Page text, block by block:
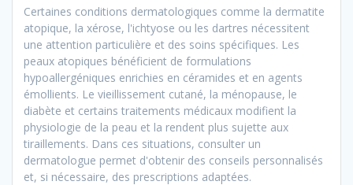
Certaines conditions dermatologiques comme la dermatite
atopique, la xérose, l'ichtyose ou les dartres nécessitent
une attention particulière et des soins spécifiques. Les
peaux atopiques bénéficient de formulations
hypoallergéniques enrichies en céramides et en agents
émollients. Le vieillissement cutané, la ménopause, le
diabète et certains traitements médicaux modifient la
physiologie de la peau et la rendent plus sujette aux
tiraillements. Dans ces situations, consulter un
dermatologue permet d'obtenir des conseils personnalisés
et, si nécessaire, des prescriptions adaptées.